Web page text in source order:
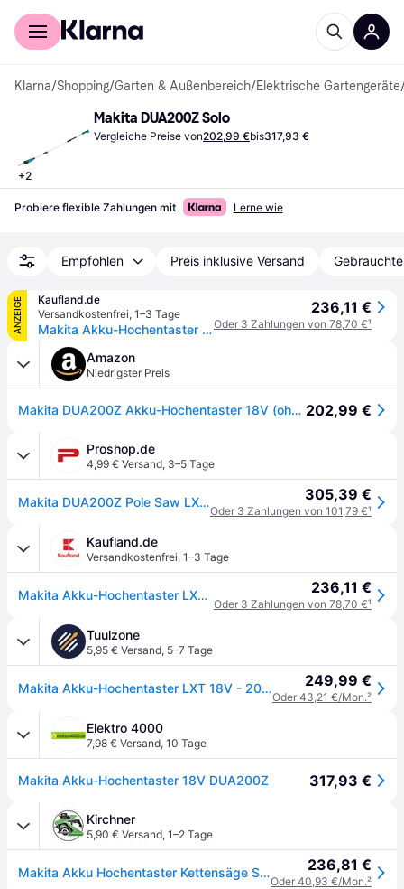
Für Shopper
Klarna/Shopping/Garten & Außenbereich/Elektrische Gartengeräte
+2
Makita DUA200Z Solo
Vergleiche Preise von202,99 €bis317,93 €
Probiere flexible Zahlungen mit Lerne wie
Empfohlen Preis inklusive Versand
ANZEIGE
Kaufland.de
Versandkostenfrei, 1–3 Tage
Makita Akku-Hochentaster LXT 18V - 20 cm - 1,62 - 2,52 m - DUA200Z
236,11 €
Oder 3 Zahlungen von 78,70 €¹
Amazon
Niedrigster Preis
Makita DUA200Z Akku-Hochentaster 18V (ohne Ladegerät und Akkus) 202,99 €
Proshop.de
4,99 € Versand, 3–5 Tage
Makita DUA200Z Pole Saw LXT® 18V 200mm 305,39 €
Oder 3 Zahlungen von 101,79 €¹
Kaufland.de
Versandkostenfrei, 1–3 Tage
Makita Akku-Hochentaster LXT 18V - 20 cm - 1,62 - 2,52 m - DUA200Z 236,11 €
Oder 3 Zahlungen von 78,70 €¹
Tuulzone
5,95 € Versand, 5–7 Tage
Makita Akku-Hochentaster LXT 18V - 20 cm - 1,62 - 2,52 m - DUA200Z 249,99 €
Oder 43,21 €/Mon.²
Elektro 4000
7,98 € Versand, 10 Tage
Makita Akku-Hochentaster 18V DUA200Z 317,93 €
Kirchner
5,90 € Versand, 1–2 Tage
Makita Akku Hochentaster Kettensäge Solo 18V 20 cm Länge 1,62 - 2,52 m DUA200Z 236,81 €
Oder 40,93 €/Mon.²